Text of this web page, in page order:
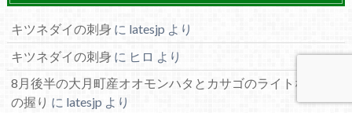
キツネダイの刺身 に latesjp より
キツネダイの刺身 に ヒロ より
8月後半の大月町産オオモンハタとカサゴのライトな酢〆
の握り に latesjp より